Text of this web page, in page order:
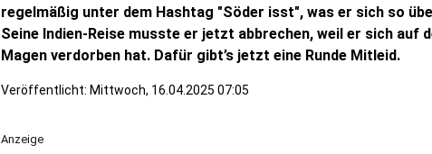
regelmäßig unter dem Hashtag "Söder isst", was er sich so
Seine Indien-Reise musste er jetzt abbrechen, weil er sich auf
Magen verdorben hat. Dafür gibt’s jetzt eine Runde Mitleid.
Veröffentlicht: Mittwoch, 16.04.2025 07:05
Anzeige